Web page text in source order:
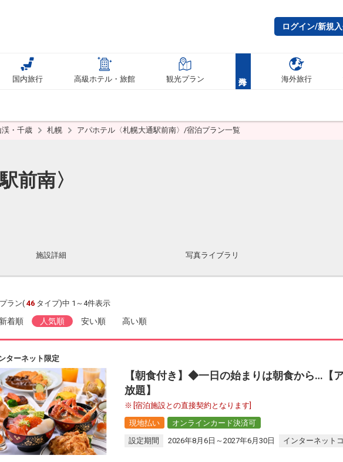
ログイン/新規
国内旅行 高級ホテル・旅館 観光プラン 海外旅行
・千歳 札幌 アパホテル〈札幌大通駅前南〉/宿泊プラン一覧
前南〉
施設詳細 写真ライブラリ
プラン( 46 タイプ)中 1～4件表示
着順 人気順 安い順 高い順
ターネット限定
【朝食付き】◆一日の始まりは朝食から…【
放題】
[宿泊施設との直接契約となります]
現地払い
オンラインカード決済可
設定期間
2026年8月6日～2027年6月30日 インターネット